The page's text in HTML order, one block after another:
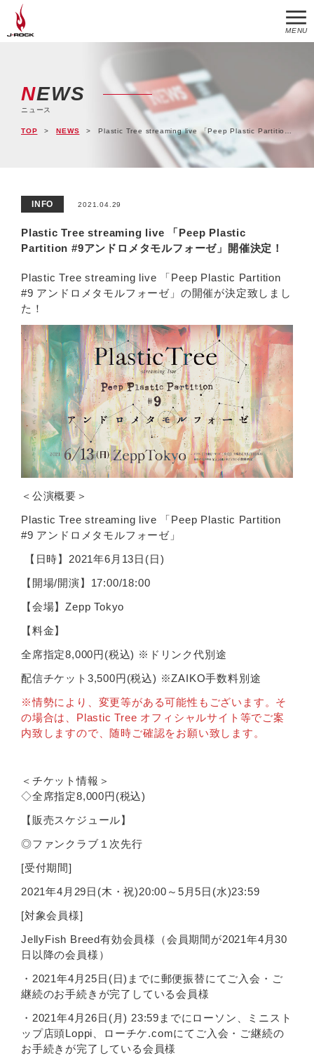
MENU
NEWS
ニュース
TOP NEWS Plastic Tree streaming live 「Peep Plastic Partition #9アンドロメタモルフォーゼ」開催決定！
INFO 2021.04.29
Plastic Tree streaming live 「Peep Plastic
Partition #9アンドロメタモルフォーゼ」開催決定！
Plastic Tree streaming live 「Peep Plastic Partition
#9 アンドロメタモルフォーゼ」の開催が決定致しまし
た！
＜公演概要＞
Plastic Tree streaming live 「Peep Plastic Partition
#9 アンドロメタモルフォーゼ」
【日時】2021年6月13日(日)
【開場/開演】17:00/18:00
【会場】Zepp Tokyo
【料金】
全席指定8,000円(税込) ※ドリンク代別途
配信チケット3,500円(税込) ※ZAIKO手数料別途
※情勢により、変更等がある可能性もございます。そ
の場合は、Plastic Tree オフィシャルサイト等でご案
内致しますので、随時ご確認をお願い致します。
＜チケット情報＞
◇全席指定8,000円(税込)
【販売スケジュール】
◎ファンクラブ１次先行
[受付期間]
2021年4月29日(木・祝)20:00～5月5日(水)23:59
[対象会員様]
JellyFish Breed有効会員様（会員期間が2021年4月30
日以降の会員様）
・2021年4月25日(日)までに郵便振替にてご入会・ご
継続のお手続きが完了している会員様
・2021年4月26日(月) 23:59までにローソン、ミニスト
ップ店頭Loppi、ローチケ.comにてご入会・ご継続の
お手続きが完了している会員様